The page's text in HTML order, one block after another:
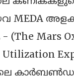
MEDA
- (The Mars
Utilization